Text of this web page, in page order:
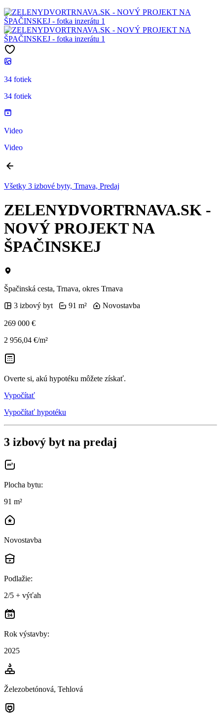
34 fotiek
34 fotiek
Video
Video
Všetky 3 izbové byty, Trnava, Predaj
ZELENYDVORTRNAVA.SK -
NOVÝ PROJEKT NA
ŠPAČINSKEJ
Špačinská cesta, Trnava, okres Trnava
3 izbový byt
91 m² Novostavba
269 000 €
2 956,04 €/m²
Overte si, akú hypotéku môžete získať.
Vypočítať
Vypočítať hypotéku
3 izbový byt na predaj
Plocha bytu:
91 m²
Novostavba
Podlažie:
2/5 + výťah
Rok výstavby:
2025
Železobetónová, Tehlová